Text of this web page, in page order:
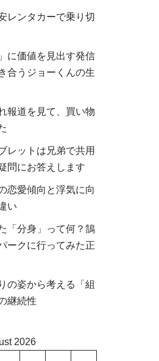
レンタカーで乗り切
に価値を見出す発信
合うジョーくんの生
報道を見て、買い物
レットは兄弟で共用
問にお答えします
恋愛傾向と浮気に向
い
「分身」って何？鵠
ークに行ってみた正
の姿から考える「組
継続性
2026